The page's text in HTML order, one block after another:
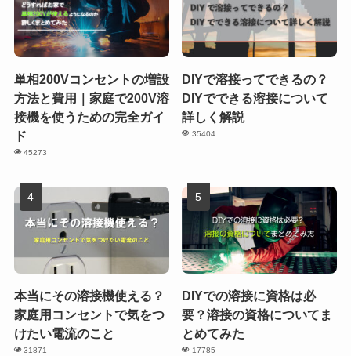
単相200Vコンセントの増設
方法と費用｜家庭で200V溶
接機を使うための完全ガイ
ド
45273
DIYで溶接ってできるの？
DIYでできる溶接について
詳しく解説
35404
本当にその溶接機使える？
家庭用コンセントで気をつ
けたい電流のこと
31871
DIYでの溶接に資格は必
要？溶接の資格についてま
とめてみた
17785